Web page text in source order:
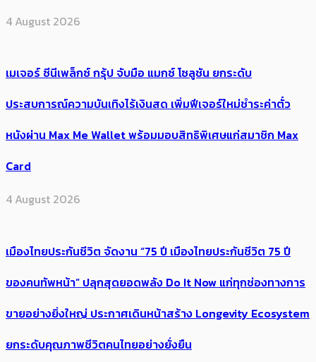
4 August 2026
เมเจอร์ ซีนีเพล็กซ์ กรุ้ป จับมือ แมกซ์ โซลูชัน ยกระดับ
ประสบการณ์ความบันเทิงไร้เงินสด เพิ่มฟีเจอร์ใหม่ชำระค่าตั๋ว
หนังผ่าน Max Me Wallet พร้อมมอบสิทธิพิเศษแก่สมาชิก Max
Card
4 August 2026
เมืองไทยประกันชีวิต จัดงาน “75 ปี เมืองไทยประกันชีวิต 75 ปี
ของคนทัพหน้า” ปลุกสุดยอดพลัง Do It Now แก่ทุกช่องทางการ
ขายอย่างยิ่งใหญ่ ประกาศเดินหน้าสร้าง Longevity Ecosystem
ยกระดับคุณภาพชีวิตคนไทยอย่างยั่งยืน